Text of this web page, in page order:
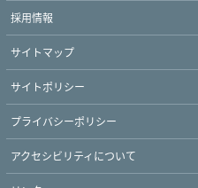
採用情報
サイトマップ
サイトポリシー
プライバシーポリシー
アクセシビリティについて